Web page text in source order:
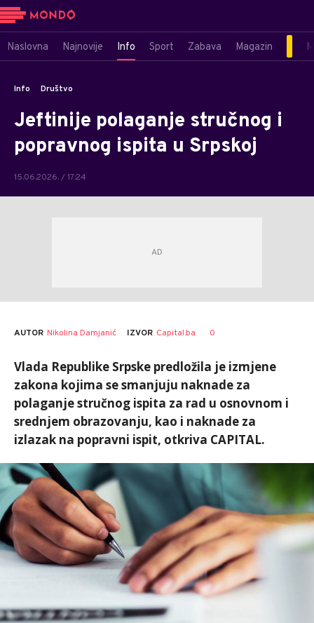
Naslovna Najnovije Info Sport Zabava Magazin
Info Društvo
Jeftinije polaganje stručnog i
popravnog ispita u Srpskoj
15.06.2026. / 17:24
AUTOR Nikolina Damjanić IZVOR Capital.ba 0
Vlada Republike Srpske predložila je izmjene
zakona kojima se smanjuju naknade za
polaganje stručnog ispita za rad u osnovnom i
srednjem obrazovanju, kao i naknade za
izlazak na popravni ispit, otkriva CAPITAL.